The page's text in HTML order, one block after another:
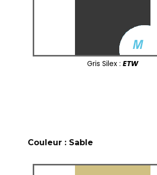
Gris Silex : ETW
Couleur : Sable